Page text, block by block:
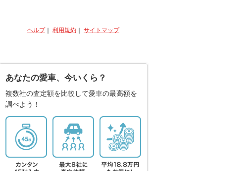
ヘルプ｜ 利用規約 サイトマップ
あなたの愛車、今いくら？
複数社の査定額を比較して愛車の最高額を
調べよう！